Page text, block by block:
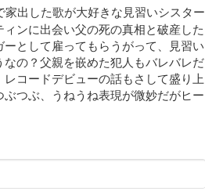
した歌が大好きな見習いシスター
ンに出会い父の死の真相と破産した
として雇ってもらうがって、見習い
の？父親を嵌めた犯人もバレバレだ
コードデビューの話もさして盛り上
つぶ、うねうね表現が微妙だがヒー